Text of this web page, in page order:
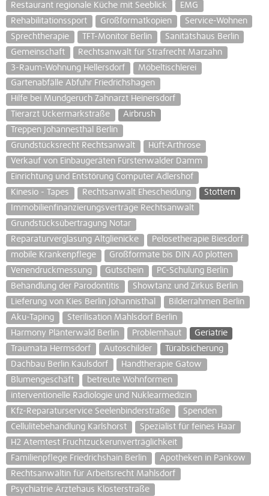
Restaurant regionale Küche mit Seeblick
EMG
Rehabilitationssport
Großformatkopien
Service-Wohnen
Sprechtherapie
TFT-Monitor Berlin
Sanitätshaus Berlin
Gemeinschaft
Rechtsanwalt für Strafrecht Marzahn
3-Raum-Wohnung Hellersdorf
Möbeltischlerei
Gartenabfälle Abfuhr Friedrichshagen
Hilfe bei Mundgeruch Zahnarzt Heinersdorf
Tierarzt Uckermarkstraße
Airbrush
Treppen Johannesthal Berlin
Grundstücksrecht Rechtsanwalt
Hüft-Arthrose
Verkauf von Einbaugeräten Fürstenwalder Damm
Einrichtung und Entstörung Computer Adlershof
Kinesio - Tapes
Rechtsanwalt Ehescheidung
Stottern
Immobilienfinanzierungsverträge Rechtsanwalt
Grundstücksübertragung Notar
Reparaturverglasung Altglienicke
Pelosetherapie Biesdorf
mobile Krankenpflege
Großformate bis DIN A0 plotten
Venendruckmessung
Gutschein
PC-Schulung Berlin
Behandlung der Parodontitis
Showtanz und Zirkus Berlin
Lieferung von Kies Berlin Johannisthal
Bilderrahmen Berlin
Aku-Taping
Sterilisation Mahlsdorf Berlin
Harmony Plänterwald Berlin
Problemhaut
Geriatrie
Traumata Hermsdorf
Autoschilder
Türabsicherung
Dachbau Berlin Kaulsdorf
Handtherapie Gatow
Blumengeschäft
betreute Wohnformen
interventionelle Radiologie und Nuklearmedizin
Kfz-Reparaturservice Seelenbinderstraße
Spenden
Cellulitebehandlung Karlshorst
Spezialist für feines Haar
H2 Atemtest Fruchtzuckerunverträglichkeit
Familienpflege Friedrichshain Berlin
Apotheken in Pankow
Rechtsanwältin für Arbeitsrecht Mahlsdorf
Psychiatrie Ärztehaus Klosterstraße